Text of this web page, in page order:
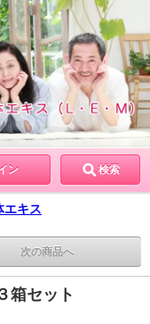
ン 検索
エキス
次の商品へ
セット